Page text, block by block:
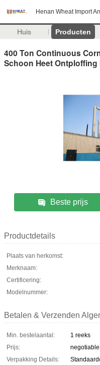
Henan Wheat Import
Huis Producten
400 Ton Continuous
Schoon Heet
Beste prijs
Productdetails
Plaats van herkomst:
Merknaam:
Certificering:
Modelnummer:
Betalen & Verzenden
Min. bestelaantal:
1 reeks
Prijs:
negotiable
Verpakking Details: